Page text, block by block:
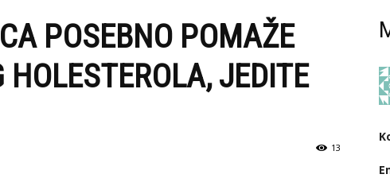
POSEBNO POMAŽE
HOLESTEROLA, JEDITE
13